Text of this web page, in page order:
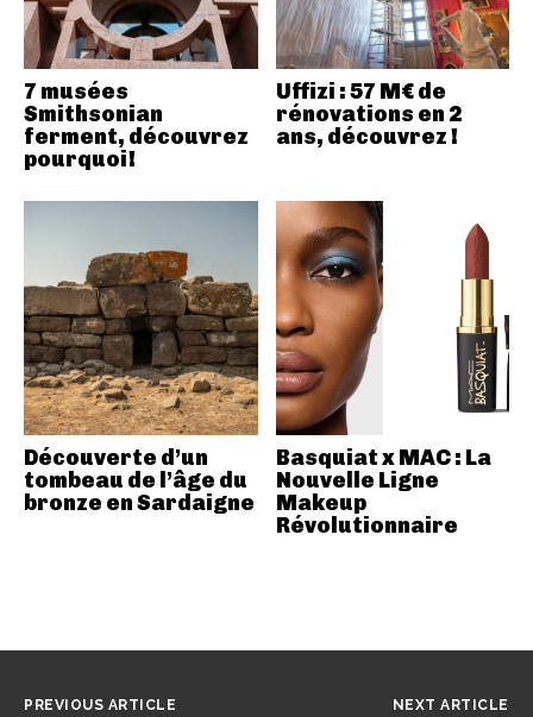
7 musées
Smithsonian
ferment, découvrez
pourquoi!
Uffizi : 57 M€ de
rénovations en 2
ans, découvrez !
Découverte d’un
tombeau de l’âge du
bronze en Sardaigne
Basquiat x MAC : La
Nouvelle Ligne
Makeup
Révolutionnaire
PREVIOUS ARTICLE NEXT ARTICLE